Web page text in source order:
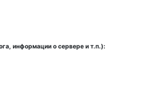
информации о сервере и т.п.):